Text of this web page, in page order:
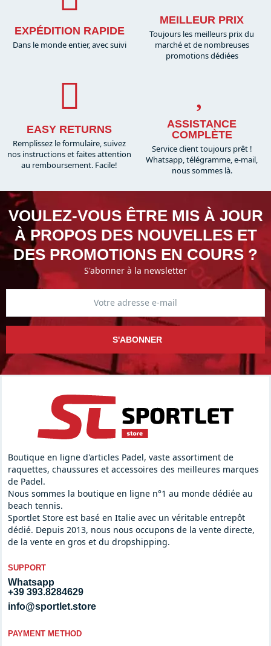
EXPÉDITION RAPIDE
Dans le monde entier, avec suivi
MEILLEUR PRIX
Toujours les meilleurs prix du
marché et de nombreuses
promotions dédiées
EASY RETURNS
Remplissez le formulaire, suivez
nos instructions et faites attention
au remboursement. Facile!
ASSISTANCE
COMPLÈTE
Service client toujours prêt !
Whatsapp, télégramme, e-mail,
nous sommes là.​
VOULEZ-VOUS ÊTRE MIS À JOUR
À PROPOS DES NOUVELLES ET
DES PROMOTIONS EN COURS ?
S'abonner à la newsletter
S'ABONNER
Boutique en ligne d'articles Padel, vaste assortiment de
raquettes, chaussures et accessoires des meilleures marques
de Padel.
Nous sommes la boutique en ligne n°1 au monde dédiée au
beach tennis.
Sportlet Store est basé en Italie avec un véritable entrepôt
dédié. Depuis 2013, nous nous occupons de la vente directe,
de la vente en gros et du dropshipping.
SUPPORT
Whatsapp
+39 393.8284629
info@sportlet.store
PAYMENT METHOD